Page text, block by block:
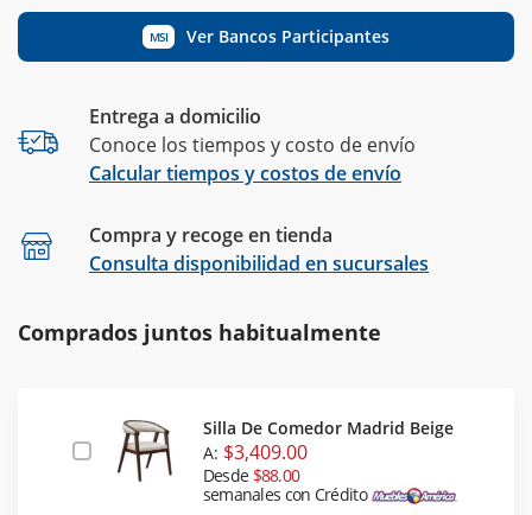
MSI Ver Bancos Participantes
Entrega a domicilio
Conoce los tiempos y costo de envío
Calcular tiempos y costos de envío
Compra y recoge en tienda
Consulta disponibilidad en sucursales
Comprados juntos habitualmente
Silla De Comedor Madrid Beige
A: $3,409.00
Desde $88.00
semanales con Crédito